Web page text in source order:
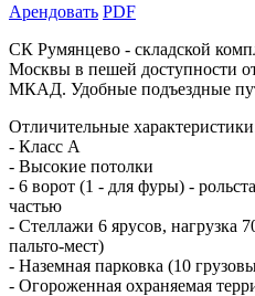
Арендовать PDF
СК Румянцево - складcкой
Москвы в пешей доступности
МКАД. Удобные подъездные
Отличительные
- Класс А
- Высокие потолки
- 6 ворот (1 - для фуры) -
частью
- Стеллажи 6 ярусов, нагрузка
пальто-мест)
- Наземная парковка (10
- Огороженная охраняемая